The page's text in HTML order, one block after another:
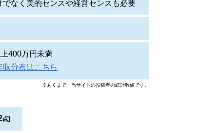
でなく美的センスや経営センスも必要
400万円未満
収分布はこちら
※あくまで、当サイトの投稿者の統計数値です。
点]